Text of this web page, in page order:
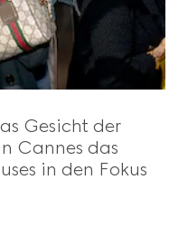
Gesicht der
Cannes das
in den Fokus